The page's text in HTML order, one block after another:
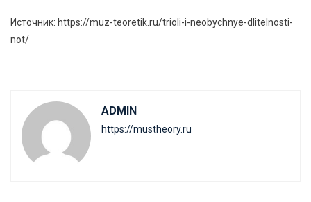
Источник: https://muz-teoretik.ru/trioli-i-neobychnye-dlitelnosti-
not/
ADMIN
https://mustheory.ru